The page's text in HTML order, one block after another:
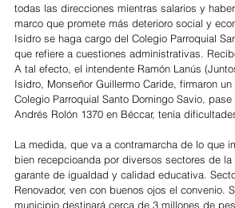
todas las direcciones mientras salarios y
marco que promete más deterioro social y
Isidro se haga cargo del Colegio Parroquial
que refiere a cuestiones administrativas.
A tal efecto, el intendente Ramón Lanús
Isidro, Monseñor Guillermo Caride, firmaron
Colegio Parroquial Santo Domingo Savio,
Andrés Rolón 1370 en Béccar, tenía
La medida, que va a contramarcha de lo que
bien recepcioanda por diversos sectores de
garante de igualdad y calidad educativa.
Renovador, ven con buenos ojos el convenio.
municipio destinará cerca de 3 millones de